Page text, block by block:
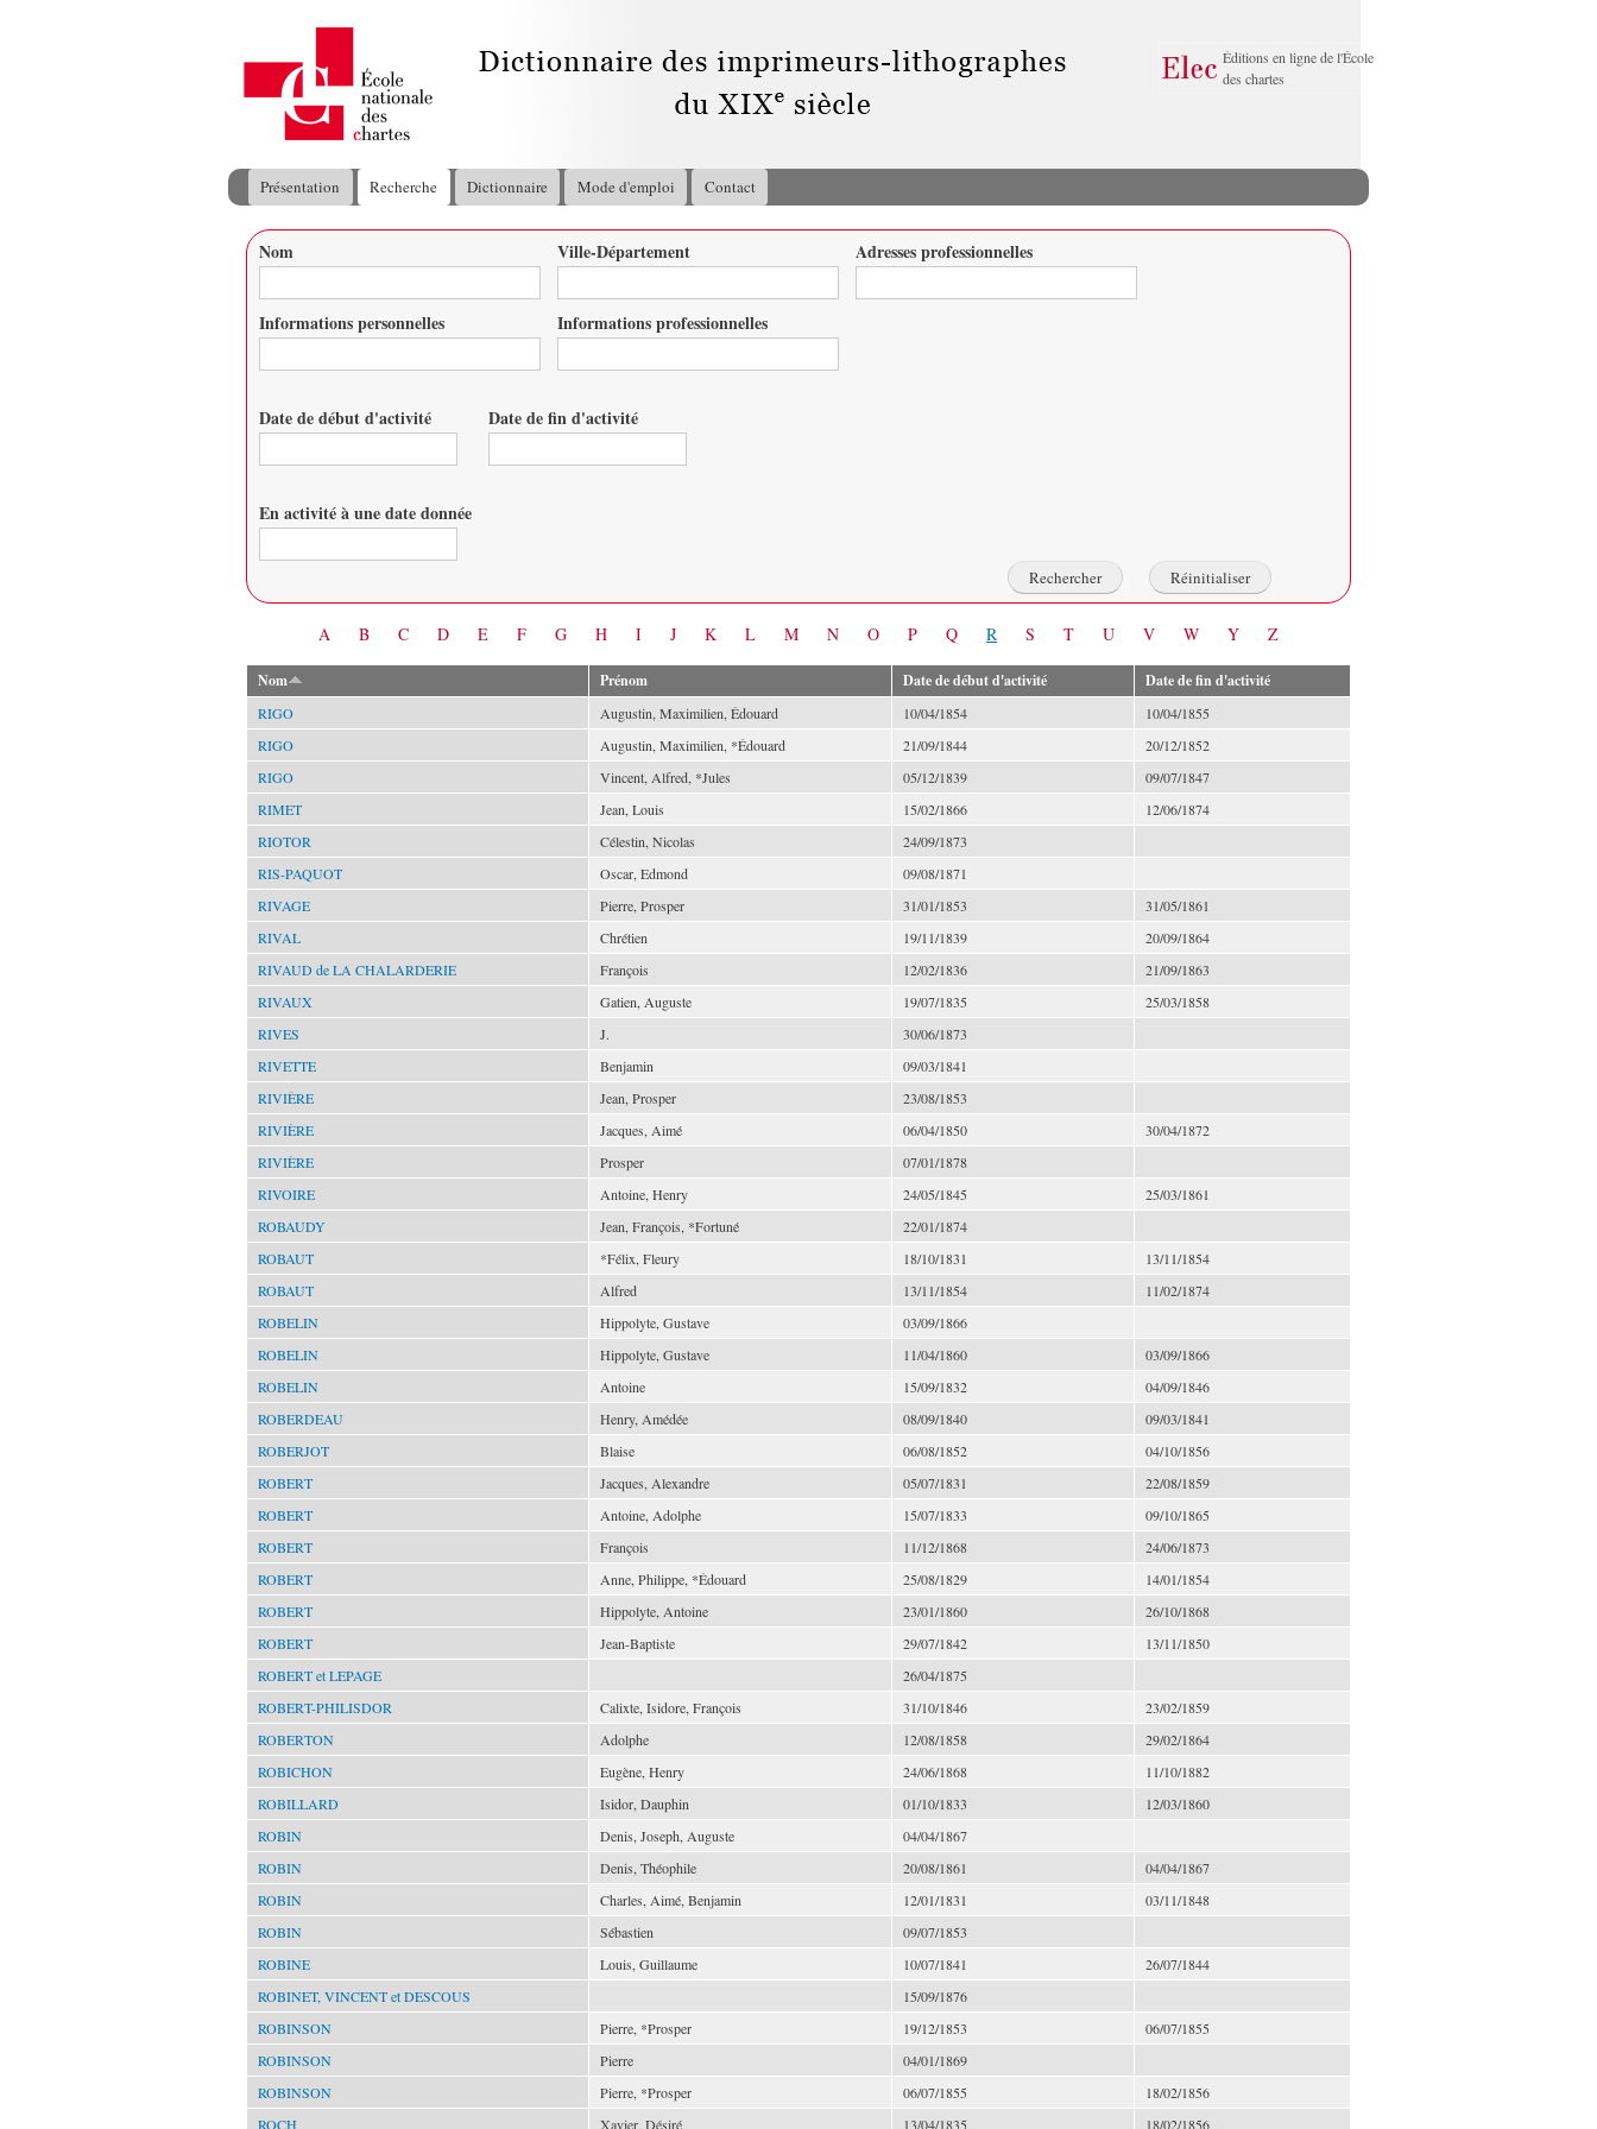
principal
Éditions en ligne de l'École
des chartes
Menu principal
Présentation Recherche Dictionnaire Mode d'emploi Contact
Vous êtes ici
Nom Ville-Département Adresses professionnelles
Informations personnelles Informations professionnelles
Date de début d'activité Date de fin d'activité
En activité à une date donnée
A B C D E F G H I J K L M N O P Q R S T U V W Y Z
Nom Prénom Date de début d'activité Date de fin d'activité
RIGO Augustin, Maximilien, Édouard 10/04/1854
10/04/1855
RIGO
Augustin, Maximilien, *Édouard 21/09/1844
20/12/1852
RIGO
Vincent, Alfred, *Jules 05/12/1839
09/07/1847
RIMET
Jean, Louis 15/02/1866
12/06/1874
RIOTOR
Célestin, Nicolas
24/09/1873
RIS-PAQUOT
Oscar, Edmond
09/08/1871
RIVAGE
Pierre, Prosper 31/01/1853
31/05/1861
RIVAL
Chrétien 19/11/1839
20/09/1864
RIVAUD de LA CHALARDERIE
François 12/02/1836
21/09/1863
RIVAUX
Gatien, Auguste 19/07/1835
25/03/1858
RIVES
J.
30/06/1873
RIVETTE
Benjamin
09/03/1841
RIVIÈRE
Jean, Prosper
23/08/1853
RIVIÈRE
Jacques, Aimé 06/04/1850
30/04/1872
RIVIÈRE
Prosper
07/01/1878
RIVOIRE
Antoine, Henry 24/05/1845
25/03/1861
ROBAUDY
Jean, François, *Fortuné
22/01/1874
ROBAUT
*Félix, Fleury 18/10/1831
13/11/1854
ROBAUT
Alfred 13/11/1854
11/02/1874
ROBELIN
Hippolyte, Gustave
03/09/1866
ROBELIN
Hippolyte, Gustave 11/04/1860
03/09/1866
ROBELIN
Antoine 15/09/1832
04/09/1846
ROBERDEAU
Henry, Amédée 08/09/1840
09/03/1841
ROBERJOT
Blaise 06/08/1852
04/10/1856
ROBERT
Jacques, Alexandre 05/07/1831
22/08/1859
ROBERT
Antoine, Adolphe 15/07/1833
09/10/1865
ROBERT
François 11/12/1868
24/06/1873
ROBERT
Anne, Philippe, *Édouard 25/08/1829
14/01/1854
ROBERT
Hippolyte, Antoine 23/01/1860
26/10/1868
ROBERT
Jean-Baptiste 29/07/1842
13/11/1850
ROBERT et LEPAGE
26/04/1875
ROBERT-PHILISDOR
Calixte, Isidore, François 31/10/1846
23/02/1859
ROBERTON
Adolphe 12/08/1858
29/02/1864
ROBICHON
Eugène, Henry 24/06/1868
11/10/1882
ROBILLARD
Isidor, Dauphin 01/10/1833
12/03/1860
ROBIN
Denis, Joseph, Auguste
04/04/1867
ROBIN
Denis, Théophile 20/08/1861
04/04/1867
ROBIN
Charles, Aimé, Benjamin 12/01/1831
03/11/1848
ROBIN
Sébastien
09/07/1853
ROBINE
Louis, Guillaume 10/07/1841
26/07/1844
ROBINET, VINCENT et DESCOUS
15/09/1876
ROBINSON
Pierre, *Prosper 19/12/1853
06/07/1855
ROBINSON
Pierre
04/01/1869
ROBINSON
Pierre, *Prosper 06/07/1855
18/02/1856
ROCH
Xavier, Désiré 13/04/1835 18/02/1856